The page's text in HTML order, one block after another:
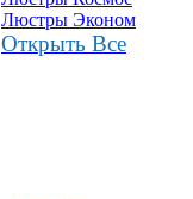
Люстры Эконом
Открыть Все